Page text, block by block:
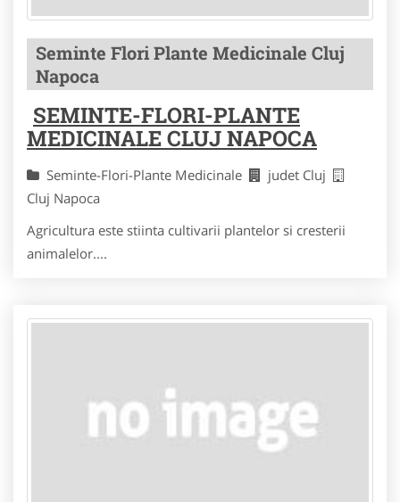
Seminte Flori Plante Medicinale Cluj
Napoca
SEMINTE-FLORI-PLANTE
MEDICINALE CLUJ NAPOCA
Seminte-Flori-Plante Medicinale
judet Cluj
Cluj Napoca
Agricultura este stiinta cultivarii plantelor si cresterii
animalelor....